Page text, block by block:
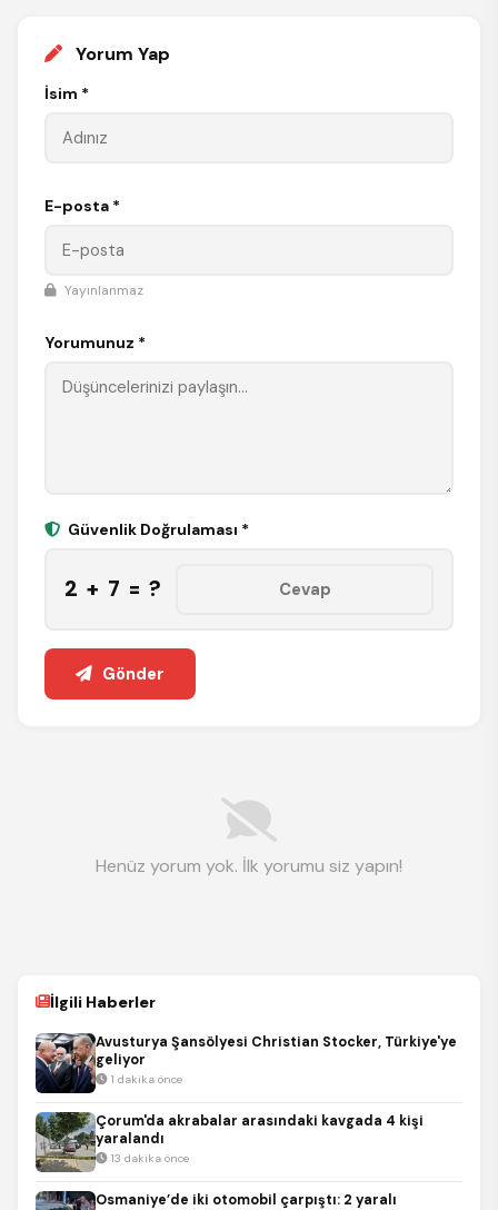
Yorum Yap
İsim *
E-posta *
Yayınlanmaz
Yorumunuz *
Güvenlik Doğrulaması *
2 + 7 = ?
Gönder
Henüz yorum yok. İlk yorumu siz yapın!
İlgili Haberler
Avusturya Şansölyesi Christian Stocker, Türkiye'ye
geliyor
1 dakika önce
Çorum'da akrabalar arasındaki kavgada 4 kişi
yaralandı
13 dakika önce
Osmaniye’de iki otomobil çarpıştı: 2 yaralı